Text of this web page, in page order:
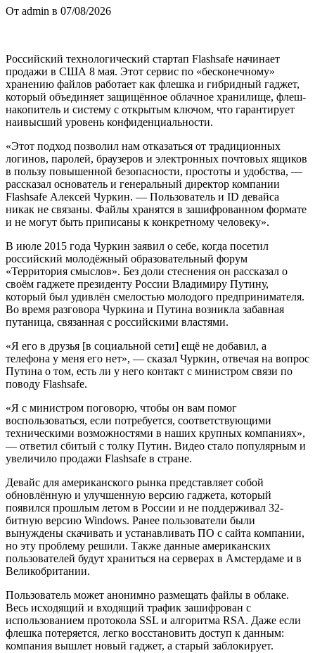
От admin в 07/08/2026
Российский технологический стартап Flashsafe начинает
продажи в США 8 мая. Этот сервис по «бесконечному»
хранению файлов работает как флешка и гибридный гаджет,
который объединяет защищённое облачное хранилище, флеш-
накопитель и систему с открытым ключом, что гарантирует
наивысший уровень конфиденциальности.
«Этот подход позволил нам отказаться от традиционных
логинов, паролей, браузеров и электронных почтовых ящиков
в пользу повышенной безопасности, простоты и удобства, —
рассказал основатель и генеральный директор компании
Flashsafe Алексей Чуркин. — Пользователь и ID девайса
никак не связаны. Файлы хранятся в зашифрованном формате
и не могут быть приписаны к конкретному человеку».
В июле 2015 года Чуркин заявил о себе, когда посетил
российский молодёжный образовательный форум
«Территория смыслов». Без доли стеснения он рассказал о
своём гаджете президенту России Владимиру Путину,
который был удивлён смелостью молодого предпринимателя.
Во время разговора Чуркина и Путина возникла забавная
путаница, связанная с российскими властями.
«Я его в друзья [в социальной сети] ещё не добавил, а
телефона у меня его нет», — сказал Чуркин, отвечая на вопрос
Путина о том, есть ли у него контакт с министром связи по
поводу Flashsafe.
«Я с министром поговорю, чтобы он вам помог
воспользоваться, если потребуется, соответствующими
техническими возможностями в наших крупных компаниях»,
— ответил сбитый с толку Путин. Видео стало популярным и
увеличило продажи Flashsafe в стране.
Девайс для американского рынка представляет собой
обновлённую и улучшенную версию гаджета, который
появился прошлым летом в России и не поддерживал 32-
битную версию Windows. Ранее пользователи были
вынуждены скачивать и устанавливать ПО с сайта компании,
но эту проблему решили. Также данные американских
пользователей будут храниться на серверах в Амстердаме и в
Великобритании.
Пользователь может анонимно размещать файлы в облаке.
Весь исходящий и входящий трафик зашифрован с
использованием протокола SSL и алгоритма RSA. Даже если
флешка потеряется, легко восстановить доступ к данным:
компания вышлет новый гаджет, а старый заблокирует.